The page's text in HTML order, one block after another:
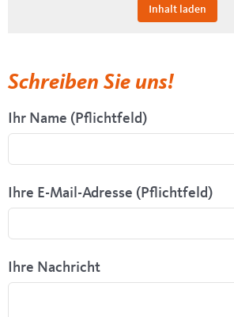
Inhalt laden
Schreiben Sie uns!
Ihr Name (Pflichtfeld)
Ihre E-Mail-Adresse (Pflichtfeld)
Ihre Nachricht